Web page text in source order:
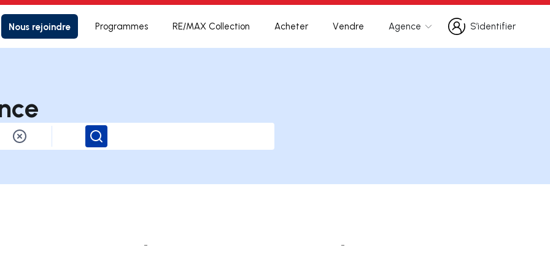
Nous rejoindre Programmes RE/MAX Collection Acheter Vendre Agence
S’identifier
S’identifier
Rechercher
- -